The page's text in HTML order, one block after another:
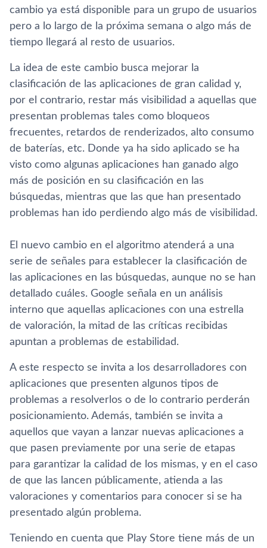
cambio ya está disponible para un grupo de usuarios
pero a lo largo de la próxima semana o algo más de
tiempo llegará al resto de usuarios.
La idea de este cambio busca mejorar la
clasificación de las aplicaciones de gran calidad y,
por el contrario, restar más visibilidad a aquellas que
presentan problemas tales como bloqueos
frecuentes, retardos de renderizados, alto consumo
de baterí­as, etc. Donde ya ha sido aplicado se ha
visto como algunas aplicaciones han ganado algo
más de posición en su clasificación en las
búsquedas, mientras que las que han presentado
problemas han ido perdiendo algo más de visibilidad.
El nuevo cambio en el algoritmo atenderá a una
serie de señales para establecer la clasificación de
las aplicaciones en las búsquedas, aunque no se han
detallado cuáles. Google señala en un análisis
interno que aquellas aplicaciones con una estrella
de valoración, la mitad de las crí­ticas recibidas
apuntan a problemas de estabilidad.
A este respecto se invita a los desarrolladores con
aplicaciones que presenten algunos tipos de
problemas a resolverlos o de lo contrario perderán
posicionamiento. Además, también se invita a
aquellos que vayan a lanzar nuevas aplicaciones a
que pasen previamente por una serie de etapas
para garantizar la calidad de los mismas, y en el caso
de que las lancen públicamente, atienda a las
valoraciones y comentarios para conocer si se ha
presentado algún problema.
Teniendo en cuenta que Play Store tiene más de un